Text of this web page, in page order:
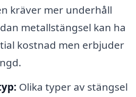
kräver mer underhåll
metallstängsel kan ha
kostnad men erbjuder
Olika typer av stängsel